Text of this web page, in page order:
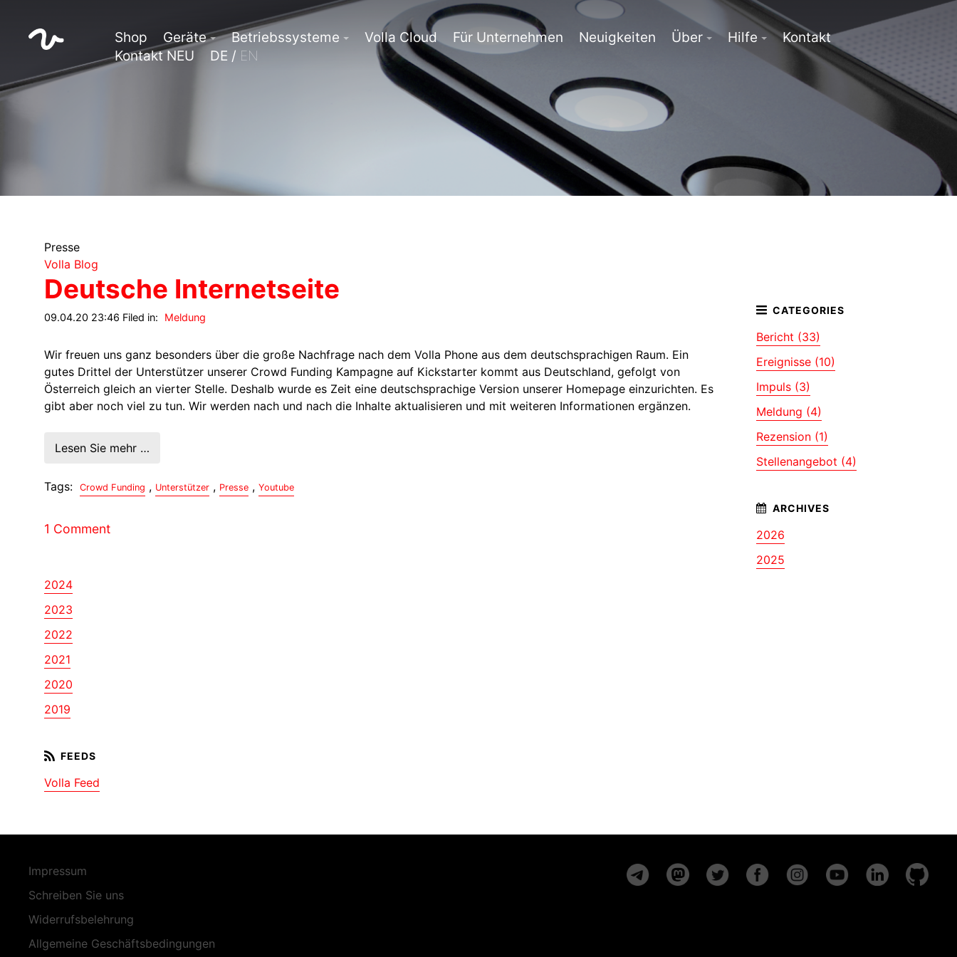
Shop Geräte Betriebssysteme Volla Cloud Für Unternehmen Neuigkeiten Über Hilfe
Kontakt
Kontakt NEU
DE / EN
Presse
Volla Blog
Deutsche Internetseite
09.04.20 23:46 Filed in: Meldung
Wir freuen uns ganz besonders über die große Nachfrage nach dem Volla Phone aus dem deutschsprachigen Raum. Ein
gutes Drittel der Unterstützer unserer Crowd Funding Kampagne auf Kickstarter kommt aus Deutschland, gefolgt von
Österreich gleich an vierter Stelle. Deshalb wurde es Zeit eine deutschsprachige Version unserer Homepage einzurichten. Es
gibt aber noch viel zu tun. Wir werden nach und nach die Inhalte aktualisieren und mit weiteren Informationen ergänzen.
Lesen Sie mehr …
Tags: Crowd Funding , Unterstützer , Presse , Youtube
1 Comment
Bericht (33)
Ereignisse (10)
Impuls (3)
Meldung (4)
Rezension (1)
Stellenangebot (4)
2026
2025
2024
2023
2022
2021
2020
2019
Volla Feed
Impressum
Schreiben Sie uns
Widerrufsbelehrung
Allgemeine Geschäftsbedingungen